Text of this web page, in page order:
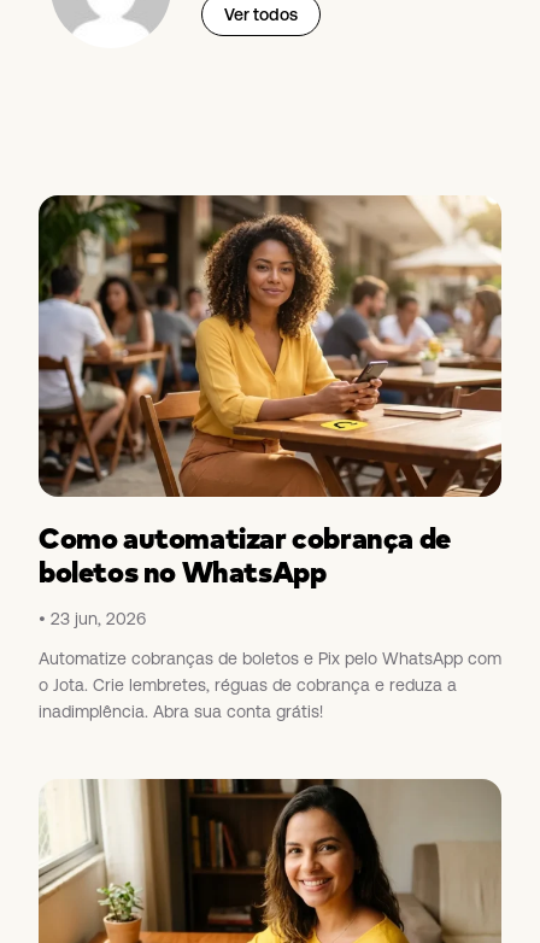
Ver todos
Como automatizar cobrança de
boletos no WhatsApp
23 jun, 2026
Automatize cobranças de boletos e Pix pelo WhatsApp com
o Jota. Crie lembretes, réguas de cobrança e reduza a
inadimplência. Abra sua conta grátis!